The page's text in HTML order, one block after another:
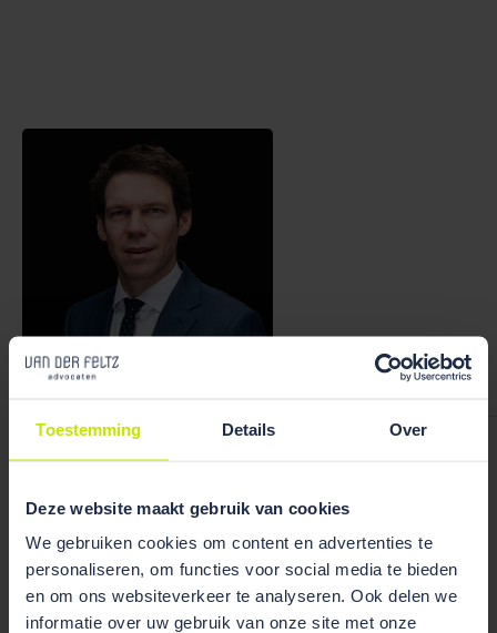
Toestemming Details Over
Deze website maakt gebruik van cookies
We gebruiken cookies om content en advertenties te
personaliseren, om functies voor social media te bieden
en om ons websiteverkeer te analyseren. Ook delen we
informatie over uw gebruik van onze site met onze
Ruben Wiegerink
Bekijk team
overzicht
Publicaties